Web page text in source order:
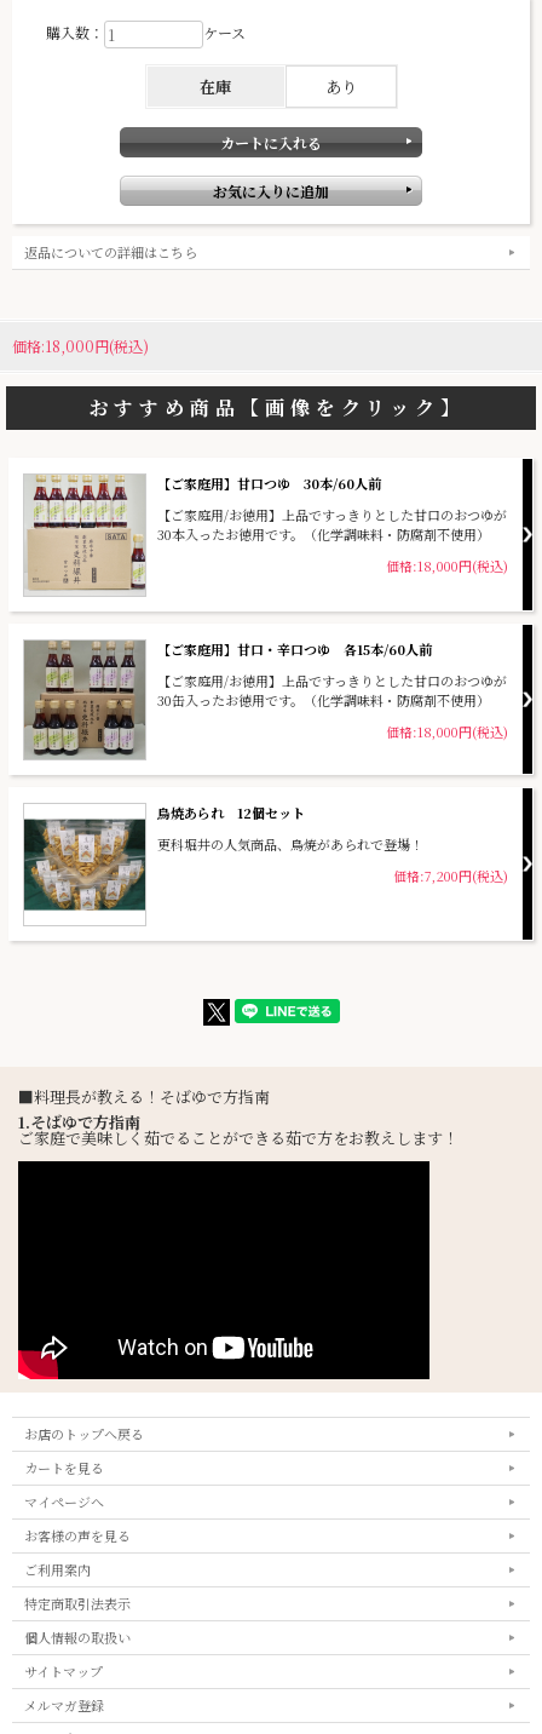
購入数： ケース
在庫 あり
返品についての詳細はこちら
価格:18,000円(税込)
おすすめ商品【画像をクリック】
【ご家庭用】甘口つゆ 30本/60人前
【ご家庭用/お徳用】上品ですっきりとした甘口のおつゆが
30本入ったお徳用です。（化学調味料・防腐剤不使用）
価格:18,000円(税込)
【ご家庭用】甘口・辛口つゆ 各15本/60人前
【ご家庭用/お徳用】上品ですっきりとした甘口のおつゆが
30缶入ったお徳用です。（化学調味料・防腐剤不使用）
価格:18,000円(税込)
鳥焼あられ 12個セット
更科堀井の人気商品、鳥焼があられで登場！
価格:7,200円(税込)
■料理長が教える！そばゆで方指南
1.そばゆで方指南
ご家庭で美味しく茹でることができる茹で方をお教えします！
お店のトップへ戻る
カートを見る
マイページへ
お客様の声を見る
ご利用案内
特定商取引法表示
個人情報の取扱い
サイトマップ
メルマガ登録